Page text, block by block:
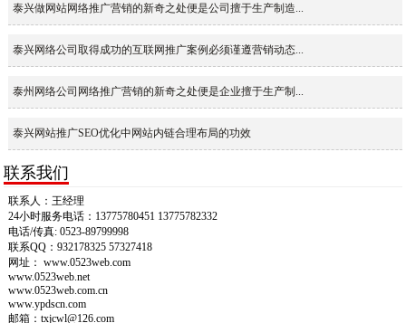
泰兴做网站网络推广营销的新奇之处便是公司擅于生产制造...
泰兴网络公司取得成功的互联网推广案例必须谨遵营销动态...
泰州网络公司网络推广营销的新奇之处便是企业擅于生产制...
泰兴网站推广SEO优化中网站内链合理布局的功效
联系我们
联系人：王经理
24小时服务电话：13775780451 13775782332
电话/传真: 0523-89799998
联系QQ：932178325 57327418
网址： www.0523web.com
www.0523web.net
www.0523web.com.cn
www.ypdscn.com
邮箱：txjcwl@126.com